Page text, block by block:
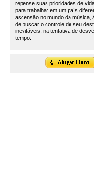
repense suas prioridades de
para trabalhar em um país
ascensão no mundo da música,
de buscar o controle de seu
inevitáveis, na tentativa de
tempo.